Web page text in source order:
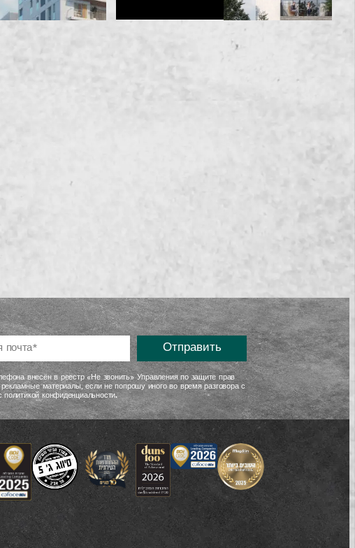
внесён в реестр «Не звонить» Управления по защите прав
материалы, если не попрошу иного во время разговора с
конфиденциальности.
Отправить